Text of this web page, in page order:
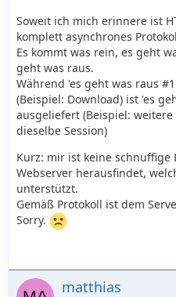
Soweit ich mich erinnere ist
komplett asynchrones
Es kommt was rein, es geht
geht was raus.
Während 'es geht was raus
(Beispiel: Download) ist 'es
ausgeliefert (Beispiel:
dieselbe Session)
Kurz: mir ist keine
Webserver herausfindet,
unterstützt.
Gemäß Protokoll ist dem
Sorry.
matthias